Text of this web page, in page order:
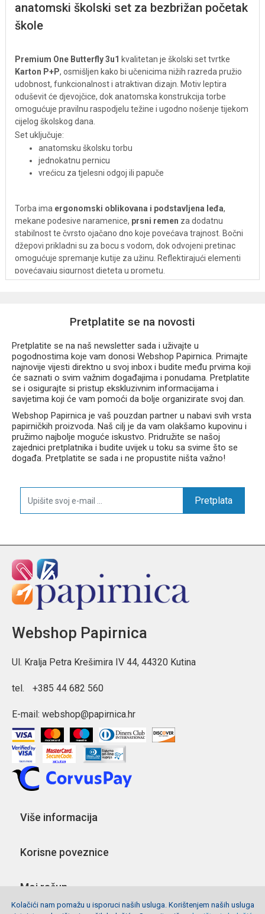
anatomski školski set za bezbrižan početak
škole
Premium One Butterfly 3u1 kvalitetan je školski set tvrtke
Karton P+P, osmišljen kako bi učenicima nižih razreda pružio
udobnost, funkcionalnost i atraktivan dizajn. Motiv leptira
oduševit će djevojčice, dok anatomska konstrukcija torbe
omogućuje pravilnu raspodjelu težine i ugodno nošenje tijekom
cijelog školskog dana.
Set uključuje:
anatomsku školsku torbu
jednokatnu pernicu
vrećicu za tjelesni odgoj ili papuče
Torba ima ergonomski oblikovana i podstavljena leđa,
mekane podesive naramenice, prsni remen za dodatnu
stabilnost te čvrsto ojačano dno koje povećava trajnost. Bočni
džepovi prikladni su za bocu s vodom, dok odvojeni pretinac
omogućuje spremanje kutije za užinu. Reflektirajući elementi
povećavaju sigurnost djeteta u prometu.
komplet 3u1 (torba, pernica i vrećica)
podstavljene i podesive naramenice
prsni remen za veću stabilnost
čvrsto i stabilno dno
reflektirajući elementi za sigurnost
bočni džepovi za bocu
lagana i udobna za svakodnevno nošenje
atraktivan Butterfly dizajn
Proizvođač: Karton P+P
Model: Premium One Butterfly
Namjena: 1. – 4. razred osnovne škole
Volumen: 28 l
Nosivost: do 8 kg
Motiv: Butterfly (leptiri)
Pretplatite se na novosti
Pretplatite se na naš newsletter sada i uživajte u
pogodnostima koje vam donosi Webshop Papirnica. Primajte
najnovije vijesti direktno u svoj inbox i budite među prvima koji
će saznati o svim važnim događajima i ponudama. Pretplatite
se i osigurajte si pristup ekskluzivnim informacijama i
savjetima koji će vam pomoći da bolje organizirate svoj dan.
Webshop Papirnica je vaš pouzdan partner u nabavi svih vrsta
papirničkih proizvoda. Naš cilj je da vam olakšamo kupovinu i
pružimo najbolje moguće iskustvo. Pridružite se našoj
zajednici pretplatnika i budite uvijek u toku sa svime što se
događa. Pretplatite se sada i ne propustite ništa važno!
Pretplata
Webshop Papirnica
Ul. Kralja Petra Krešimira IV 44, 44320 Kutina
tel. +385 44 682 560
E-mail: webshop@papirnica.hr
Više informacija
Korisne poveznice
Moj račun
Kolačići nam pomažu u isporuci naših usluga. Korištenjem naših usluga